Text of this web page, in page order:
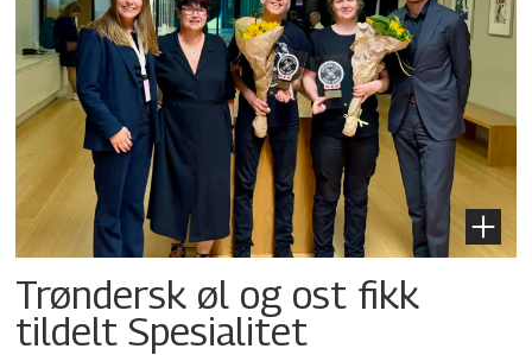
Trøndersk øl og ost fikk
tildelt Spesialitet